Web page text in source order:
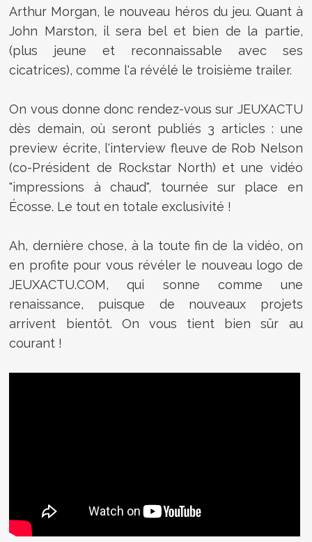
Arthur Morgan, le nouveau héros du jeu. Quant à
John Marston, il sera bel et bien de la partie,
(plus jeune et reconnaissable avec ses
cicatrices), comme l'a révélé le troisième trailer.
On vous donne donc rendez-vous sur JEUXACTU
dès demain, où seront publiés 3 articles : une
preview écrite, l'interview fleuve de Rob Nelson
(co-Président de Rockstar North) et une vidéo
"impressions à chaud", tournée sur place en
Écosse. Le tout en totale exclusivité !
Ah, dernière chose, à la toute fin de la vidéo, on
en profite pour vous révéler le nouveau logo de
JEUXACTU.COM, qui sonne comme une
renaissance, puisque de nouveaux projets
arrivent bientôt. On vous tient bien sûr au
courant !